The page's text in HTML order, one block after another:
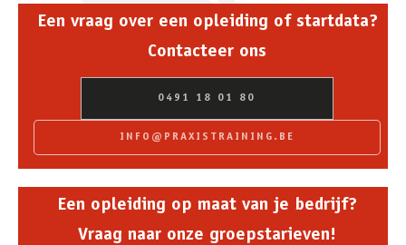
Een vraag over een opleiding of startdata?
Contacteer ons
0491 18 01 80
INFO@PRAXISTRAINING.BE
Een opleiding op maat van je bedrijf?
Vraag naar onze groepstarieven!